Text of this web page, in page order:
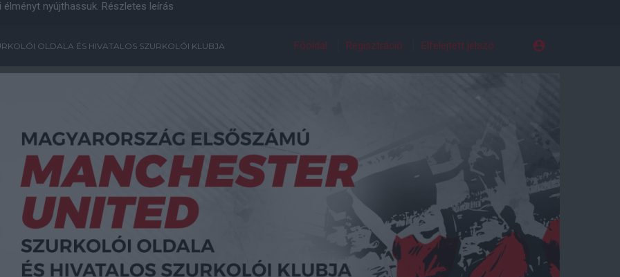
nyújthassuk. Részletes leírás
OLDALA ÉS HIVATALOS SZURKOLÓI KLUBJA Főoldal Regisztráció Elfelejtett jelszó